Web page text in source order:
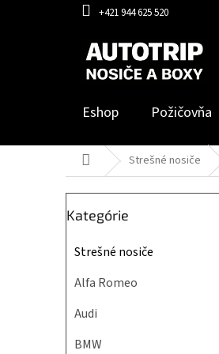
+421 944 625 520
Eshop Požičovňa
DomovStrešné nosiče
č
Preskočiť
Kategórie
Strešné nosiče
Alfa Romeo
Audi
BMW